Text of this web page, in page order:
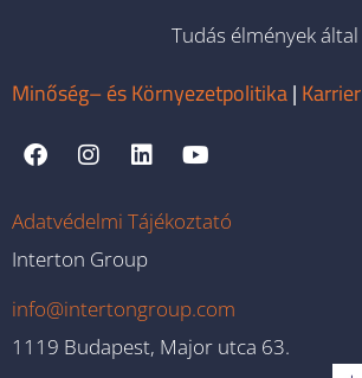
Tudás élmények által
Minőség– és Környezetpolitika| Karrier
Adatvédelmi Tájékoztató
Interton Group
info@intertongroup.com
1119 Budapest, Major utca 63.